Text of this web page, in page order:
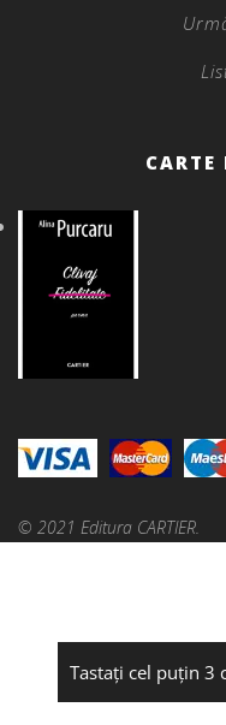
CARTE
© 2021 Editura CARTIER.